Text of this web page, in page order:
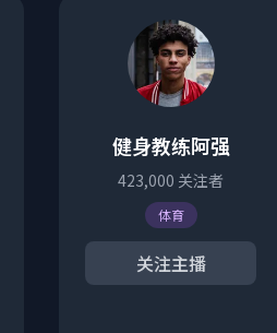
健身教练阿强
423,000 关注者
体育
关注主播